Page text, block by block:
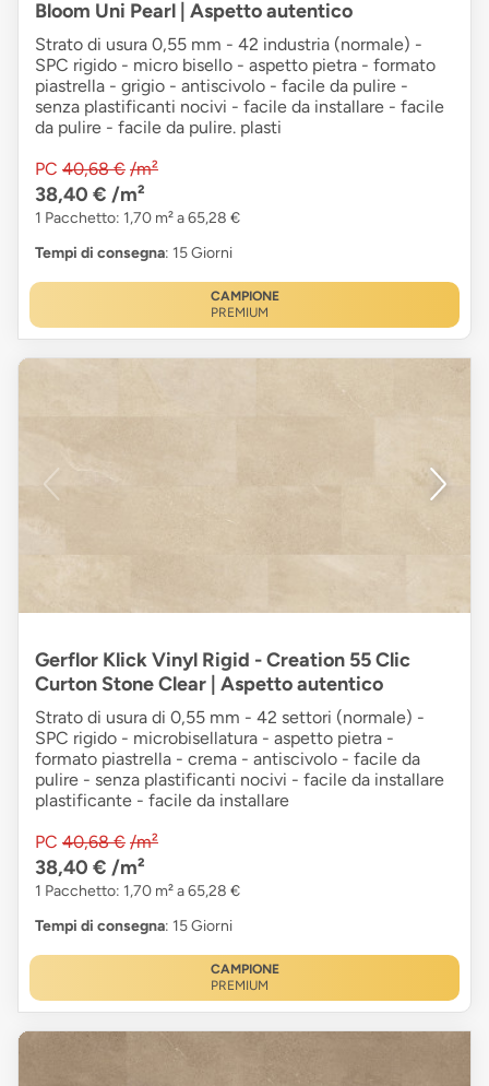
Bloom Uni Pearl | Aspetto autentico
Strato di usura 0,55 mm - 42 industria (normale) -
SPC rigido - micro bisello - aspetto pietra - formato
piastrella - grigio - antiscivolo - facile da pulire -
senza plastificanti nocivi - facile da installare - facile
da pulire - facile da pulire. plasti
PC 40,68 € /m²
38,40 € /m²
1 Pacchetto: 1,70 m² a 65,28 €
Tempi di consegna: 15 Giorni
CAMPIONE
PREMIUM
Gerflor Klick Vinyl Rigid - Creation 55 Clic
Curton Stone Clear | Aspetto autentico
Strato di usura di 0,55 mm - 42 settori (normale) -
SPC rigido - microbisellatura - aspetto pietra -
formato piastrella - crema - antiscivolo - facile da
pulire - senza plastificanti nocivi - facile da installare
plastificante - facile da installare
PC 40,68 € /m²
38,40 € /m²
1 Pacchetto: 1,70 m² a 65,28 €
Tempi di consegna: 15 Giorni
CAMPIONE
PREMIUM